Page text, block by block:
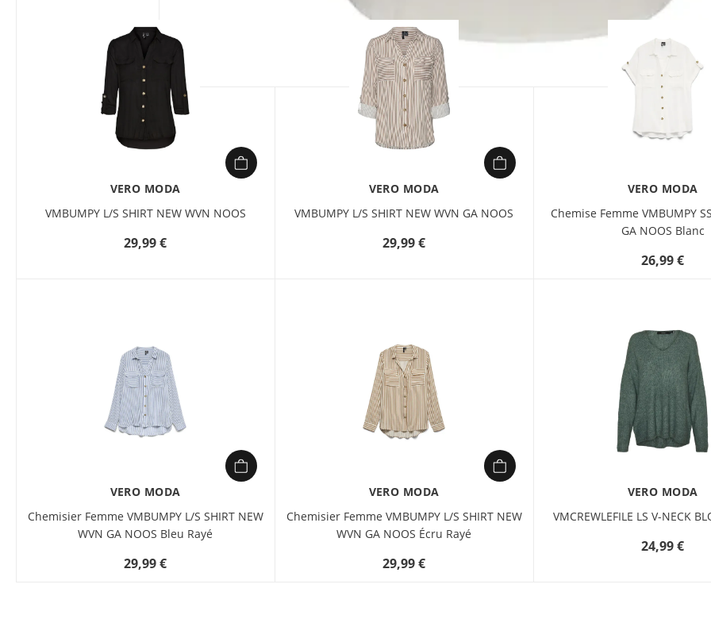
app.ui.shop.product.zoom
VERO MODA
VMBUMPY L/S SHIRT NEW WVN NOOS
29,99 €
VERO MODA
VMBUMPY L/S SHIRT NEW WVN GA NOOS
29,99 €
VERO MODA
Chemise Femme VMBUMPY
GA NOOS Blanc
26,99 €
VERO MODA
Chemisier Femme VMBUMPY L/S SHIRT NEW
WVN GA NOOS Bleu Rayé
29,99 €
VERO MODA
Chemisier Femme VMBUMPY L/S SHIRT NEW
WVN GA NOOS Écru Rayé
29,99 €
VERO MODA
VMCREWLEFILE LS V-NECK
24,99 €